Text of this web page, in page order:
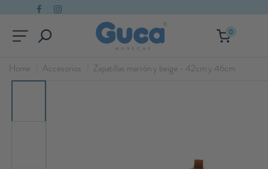
0
Home Accesorios Zapatillas marrón y beige - 42cm y 46cm